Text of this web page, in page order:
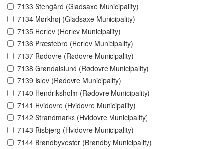
7133 Stengård (Gladsaxe Municipality)
7134 Mørkhøj (Gladsaxe Municipality)
7135 Herlev (Herlev Municipality)
7136 Præstebro (Herlev Municipality)
7137 Rødovre (Rødovre Municipality)
7138 Grøndalslund (Rødovre Municipality)
7139 Islev (Rødovre Municipality)
7140 Hendriksholm (Rødovre Municipality)
7141 Hvidovre (Hvidovre Municipality)
7142 Strandmarks (Hvidovre Municipality)
7143 Risbjerg (Hvidovre Municipality)
7144 Brøndbyvester (Brøndby Municipality)